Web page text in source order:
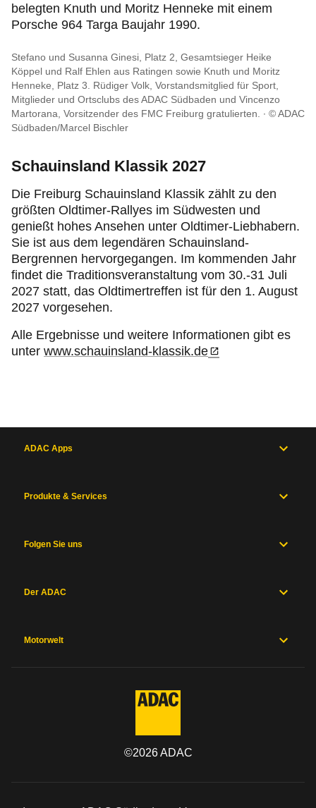
belegten Knuth und Moritz Henneke mit einem
Porsche 964 Targa Baujahr 1990.
Stefano und Susanna Ginesi, Platz 2, Gesamtsieger Heike
Köppel und Ralf Ehlen aus Ratingen sowie Knuth und Moritz
Henneke, Platz 3. Rüdiger Volk, Vorstandsmitglied für Sport,
Mitglieder und Ortsclubs des ADAC Südbaden und Vincenzo
Martorana, Vorsitzender des FMC Freiburg gratulierten.
© ADAC
Südbaden/Marcel Bischler
Schauinsland Klassik 2027
Die Freiburg Schauinsland Klassik zählt zu den
größten Oldtimer-Rallyes im Südwesten und
genießt hohes Ansehen unter Oldtimer-Liebhabern.
Sie ist aus dem legendären Schauinsland-
Bergrennen hervorgegangen. Im kommenden Jahr
findet die Traditionsveranstaltung vom 30.-31 Juli
2027 statt, das Oldtimertreffen ist für den 1. August
2027 vorgesehen.
Alle Ergebnisse und weitere Informationen gibt es
unter www.schauinsland-klassik.de
ADAC Apps
Produkte & Services
Folgen Sie uns
Der ADAC
Motorwelt
©2026ADAC